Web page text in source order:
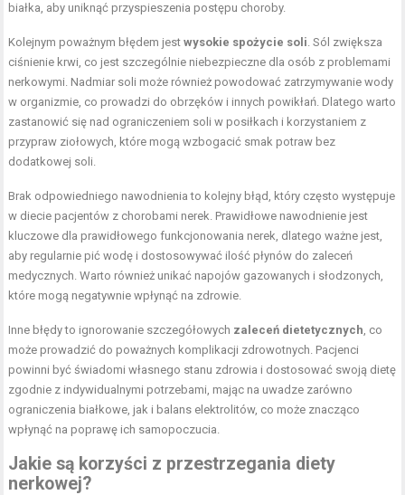
białka, aby uniknąć przyspieszenia postępu choroby.
Kolejnym poważnym błędem jestwysokie spożycie soli. Sól zwiększa
ciśnienie krwi, co jest szczególnie niebezpieczne dla osób z problemami
nerkowymi. Nadmiar soli może również powodować zatrzymywanie wody
w organizmie, co prowadzi do obrzęków i innych powikłań. Dlatego warto
zastanowić się nad ograniczeniem soli w posiłkach i korzystaniem z
przypraw ziołowych, które mogą wzbogacić smak potraw bez
dodatkowej soli.
Brak odpowiedniego nawodnienia to kolejny błąd, który często występuje
w diecie pacjentów z chorobami nerek. Prawidłowe nawodnienie jest
kluczowe dla prawidłowego funkcjonowania nerek, dlatego ważne jest,
aby regularnie pić wodę i dostosowywać ilość płynów do zaleceń
medycznych. Warto również unikać napojów gazowanych i słodzonych,
które mogą negatywnie wpłynąć na zdrowie.
Inne błędy to ignorowanie szczegółowych zaleceń dietetycznych, co
może prowadzić do poważnych komplikacji zdrowotnych. Pacjenci
powinni być świadomi własnego stanu zdrowia i dostosować swoją dietę
zgodnie z indywidualnymi potrzebami, mając na uwadze zarówno
ograniczenia białkowe, jak i balans elektrolitów, co może znacząco
wpłynąć na poprawę ich samopoczucia.
Jakie są korzyści z przestrzegania diety
nerkowej?